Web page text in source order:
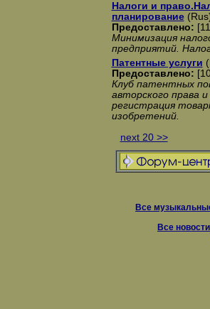
Налоги и
планирование
Предоставлено:
Минимизация
предприятий.
Патентные услуги
Предоставлено:
Клуб патентных
авторского права
регистрация
изобретений.
next 20 >>
Все
Все